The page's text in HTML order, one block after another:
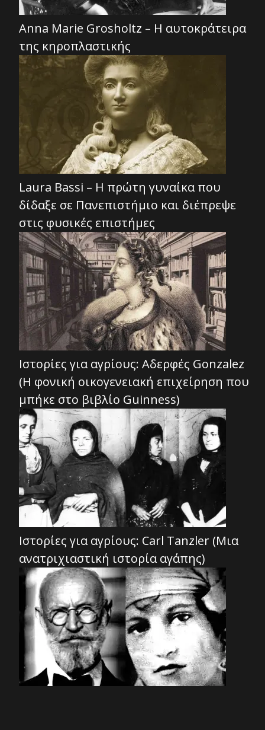
Anna Marie Grosholtz – Η αυτοκράτειρα
της κηροπλαστικής
Laura Bassi – Η πρώτη γυναίκα που
δίδαξε σε Πανεπιστήμιο και διέπρεψε
στις φυσικές επιστήμες
Ιστορίες για αγρίους: Αδερφές Gonzalez
(Η φονική οικογενειακή επιχείρηση που
μπήκε στο βιβλίο Guinness)
Ιστορίες για αγρίους: Carl Tanzler (Μια
ανατριχιαστική ιστορία αγάπης)